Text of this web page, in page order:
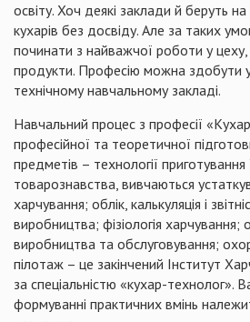
освіту. Хоч деякі заклади й беруть
кухарів без досвіду. Але за таких
починати з найважчої роботи у
продукти. Професію можна здобути
технічному навчальному закладі.
Навчальний процес з професії
професійної та теоретичної
предметів – технології
товарознавства, вивчаються
харчування; облік, калькуляція і
виробництва; фізіологія харчування;
виробництва та обслуговування;
пілотаж – це закінчений Інститут
за спеціальністю «кухар-технолог».
формуванні практичних вмінь